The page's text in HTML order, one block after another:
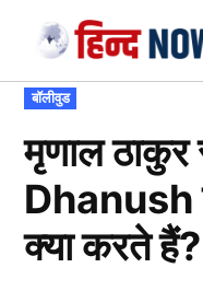
content
POSTED
IN
बॉलीवुड
मृणाल ठाकुर
Dhanush
क्या करते